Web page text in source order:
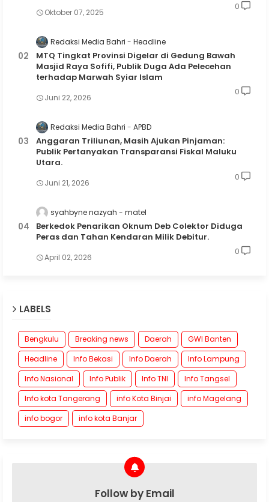
Oktober 07, 2025
0
Redaksi Media Bahri Headline
MTQ Tingkat Provinsi Digelar di Gedung Bawah
Masjid Raya Sofifi, Publik Duga Ada Pelecehan
terhadap Marwah Syiar Islam
Juni 22, 2026
0
Redaksi Media Bahri APBD
Anggaran Triliunan, Masih Ajukan Pinjaman:
Publik Pertanyakan Transparansi Fiskal Maluku
Utara.
Juni 21, 2026
0
syahbyne nazyah matel
Berkedok Penarikan Oknum Deb Colektor Diduga
Peras dan Tahan Kendaran Milik Debitur.
April 02, 2026
0
LABELS
Bengkulu Breaking news Daerah
GWI Banten
Headline
Info Bekasi Info Daerah
Info Lampung
Info Nasional
Info Publik Info TNI
Info Tangsel
Info kota Tangerang
info Kota Binjai
info Magelang
info bogor
info kota Banjar
Follow by Email